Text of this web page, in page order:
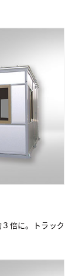
倍に。トラック